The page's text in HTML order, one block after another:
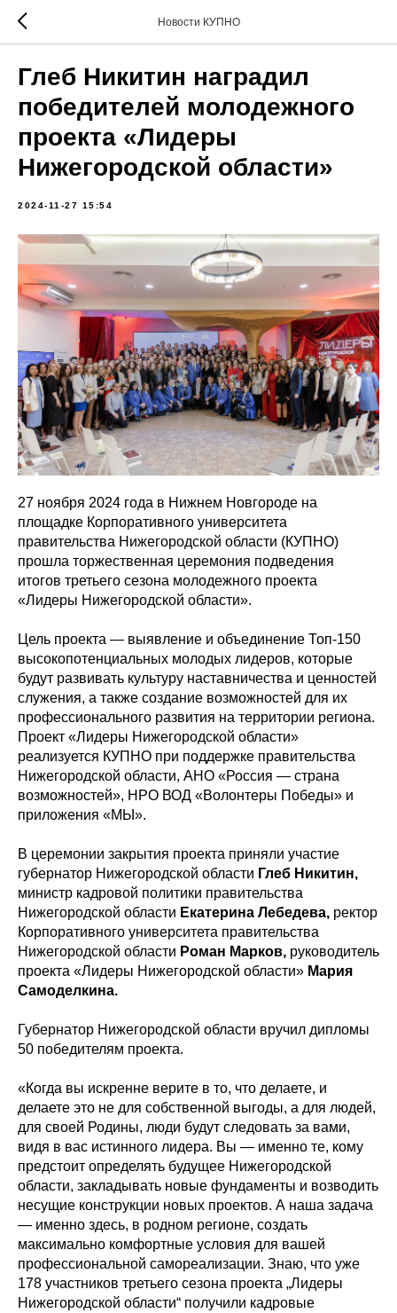
Новости КУПНО
Глеб Никитин наградил
победителей молодежного
проекта «Лидеры
Нижегородской области»
2024-11-27 15:54
27 ноября 2024 года в Нижнем Новгороде на
площадке Корпоративного университета
правительства Нижегородской области (КУПНО)
прошла торжественная церемония подведения
итогов третьего сезона молодежного проекта
«Лидеры Нижегородской области».
Цель проекта — выявление и объединение Топ-150
высокопотенциальных молодых лидеров, которые
будут развивать культуру наставничества и ценностей
служения, а также создание возможностей для их
профессионального развития на территории региона.
Проект «Лидеры Нижегородской области»
реализуется КУПНО при поддержке правительства
Нижегородской области, АНО «Россия — страна
возможностей», НРО ВОД «Волонтеры Победы» и
приложения «МЫ».
В церемонии закрытия проекта приняли участие
губернатор Нижегородской области Глеб Никитин,
министр кадровой политики правительства
Нижегородской области Екатерина Лебедева, ректор
Корпоративного университета правительства
Нижегородской области Роман Марков, руководитель
проекта «Лидеры Нижегородской области» Мария
Самоделкина.
Губернатор Нижегородской области вручил дипломы
50 победителям проекта.
«Когда вы искренне верите в то, что делаете, и
делаете это не для собственной выгоды, а для людей,
для своей Родины, люди будут следовать за вами,
видя в вас истинного лидера. Вы — именно те, кому
предстоит определять будущее Нижегородской
области, закладывать новые фундаменты и возводить
несущие конструкции новых проектов. А наша задача
— именно здесь, в родном регионе, создать
максимально комфортные условия для вашей
профессиональной самореализации. Знаю, что уже
178 участников третьего сезона проекта „Лидеры
Нижегородской области“ получили кадровые